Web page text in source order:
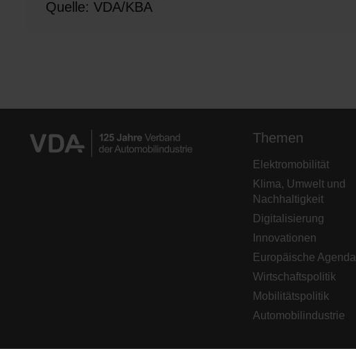
Quelle: VDA/KBA
Themen
Elektromobilität
Klima, Umwelt und
Nachhaltigkeit
Digitalisierung
Innovationen
Europäische Agenda
Wirtschaftspolitik
Mobilitätspolitik
Automobilindustrie